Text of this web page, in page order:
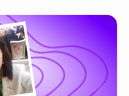
многодетная мама и
переводчик из
ташкента — о тратах,
экономии и
накоплениях